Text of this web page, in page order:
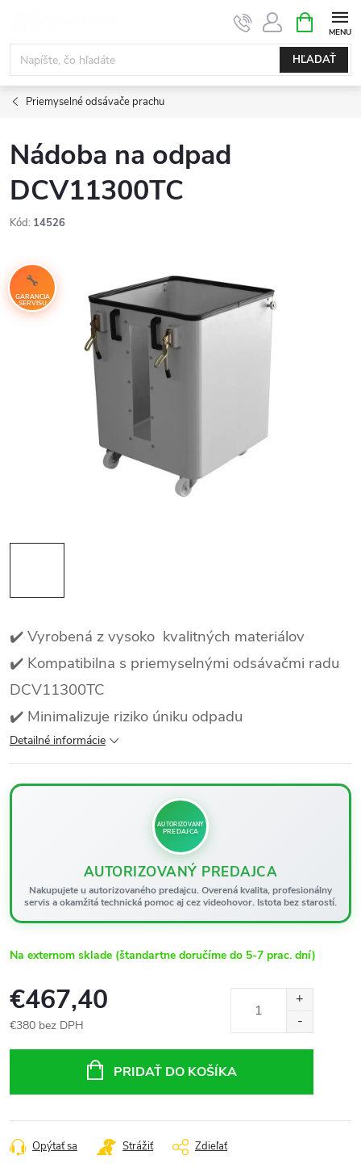
obsah
HĽADAŤ
KOŠÍK
Priemyselné odsávače prachu
Nádoba na odpad
DCV11300TC
Kód: 14526
GARANCIA
SERVISU
✔️ Vyrobená z vysoko kvalitných materiálov
✔️ Kompatibilna s priemyselnými odsávačmi radu
DCV11300TC
✔️ Minimalizuje riziko úniku odpadu
Detailné informácie
AUTORIZOVANÝ
PREDAJCA
AUTORIZOVANÝ PREDAJCA
Nakupujete u autorizovaného predajcu. Overená kvalita, profesionálny
servis a okamžitá technická pomoc aj cez videohovor. Istota bez starostí.
Na externom sklade (štandartne doručíme do 5-7 prac. dní)
€467,40
€380 bez DPH
PRIDAŤ DO KOŠÍKA
Opýtať sa Strážiť Zdieľať